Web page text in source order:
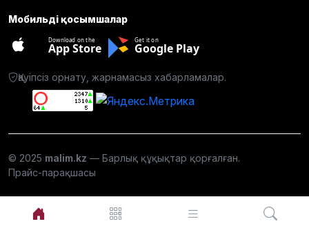
Мобильді қосымшалар
Download on the
App Store
Get it on
Google Play
Қауіпсіз орнату, жарнамасыз хабарламалар.
© 2025 malim.kz — Барлық құқықтар қорғалған.
Прайс-парақшасы